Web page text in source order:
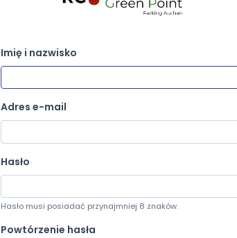
Imię i nazwisko
Adres e-mail
Hasło
Hasło musi posiadać przynajmniej 8 znaków.
Powtórzenie hasła